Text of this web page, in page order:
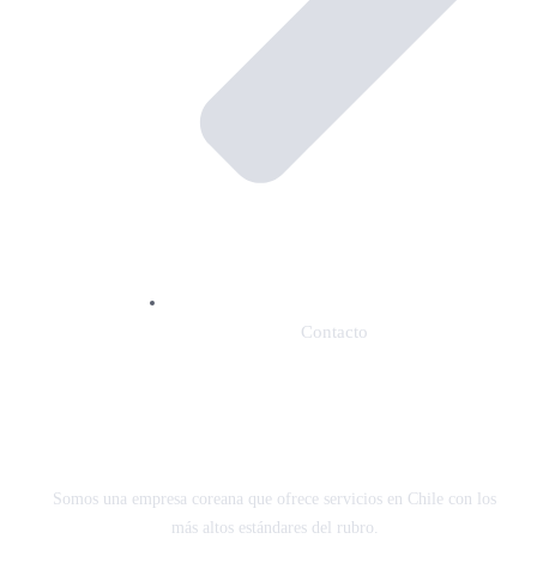
Contacto
Somos una empresa coreana que ofrece servicios en Chile con los
más altos estándares del rubro.